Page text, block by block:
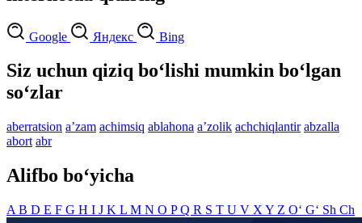
Google Яндекс Bing
Siz uchun qiziq bo‘lishi mumkin bo‘lgan
so‘zlar
aberratsion aʼzam achimsiq ablahona aʼzolik achchiqlantir abzalla
abort abr
Alifbo bo‘yicha
A B D E F G H I J K L M N O PQ R S T U V X Y Z O‘ G‘ Sh Ch